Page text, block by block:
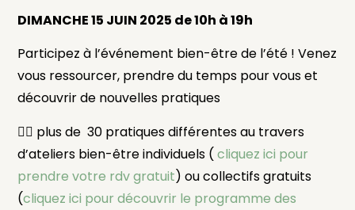
DIMANCHE 15 JUIN 2025 de 10h à 19h
Participez à l’événement bien-être de l’été ! Venez
vous ressourcer, prendre du temps pour vous et
découvrir de nouvelles pratiques
🧘‍♀ plus de 30 pratiques différentes au travers
d’ateliers bien-être individuels ( cliquez ici pour
prendre votre rdv gratuit) ou collectifs gratuits
(cliquez ici pour découvrir le programme des